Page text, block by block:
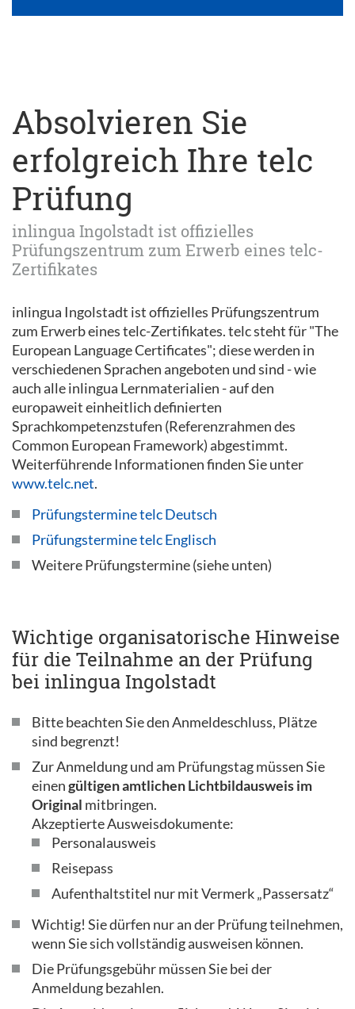
Absolvieren Sie
erfolgreich Ihre telc
Prüfung
inlingua Ingolstadt ist offizielles
Prüfungszentrum zum Erwerb eines telc-
Zertifikates
inlingua Ingolstadt ist offizielles Prüfungszentrum
zum Erwerb eines telc-Zertifikates. telc steht für "The
European Language Certificates"; diese werden in
verschiedenen Sprachen angeboten und sind - wie
auch alle inlingua Lernmaterialien - auf den
europaweit einheitlich definierten
Sprachkompetenzstufen (Referenzrahmen des
Common European Framework) abgestimmt.
Weiterführende Informationen finden Sie unter
www.telc.net.
Prüfungstermine telc Deutsch
Prüfungstermine telc Englisch
Weitere Prüfungstermine (siehe unten)
Wichtige organisatorische Hinweise
für die Teilnahme an der Prüfung
bei inlingua Ingolstadt
Bitte beachten Sie den Anmeldeschluss, Plätze
sind begrenzt!
Zur Anmeldung und am Prüfungstag müssen Sie
einengültigen amtlichen Lichtbildausweis im
Original mitbringen.
Akzeptierte Ausweisdokumente:
Personalausweis
Reisepass
Aufenthaltstitel nur mit Vermerk „Passersatz“
Wichtig! Sie dürfen nur an der Prüfung teilnehmen,
wenn Sie sich vollständig ausweisen können.
Die Prüfungsgebühr müssen Sie bei der
Anmeldung bezahlen.